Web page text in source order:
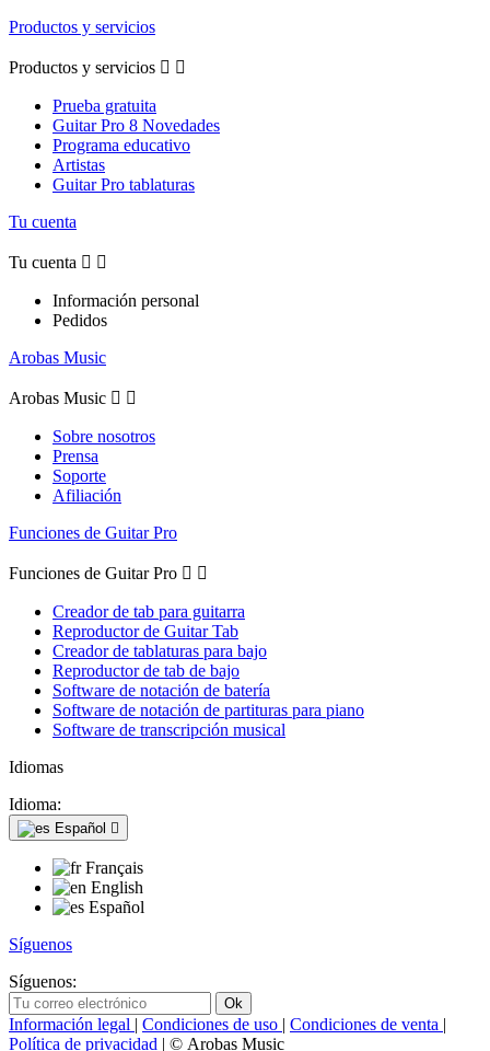
Productos y servicios
Productos y servicios  
Prueba gratuita
Guitar Pro 8 Novedades
Programa educativo
Artistas
Guitar Pro tablaturas
Tu cuenta
Tu cuenta  
Información personal
Pedidos
Arobas Music
Arobas Music  
Sobre nosotros
Prensa
Soporte
Afiliación
Funciones de Guitar Pro
Funciones de Guitar Pro  
Creador de tab para guitarra
Reproductor de Guitar Tab
Creador de tablaturas para bajo
Reproductor de tab de bajo
Software de notación de batería
Software de notación de partituras para piano
Software de transcripción musical
Idiomas
Idioma:
Español 
Français
English
Español
Síguenos
Síguenos:
Información legal | Condiciones de uso | Condiciones de venta |
Política de privacidad | © Arobas Music